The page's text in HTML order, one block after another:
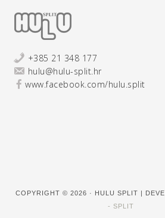
+385 21 348 177
hulu@hulu-split.hr
www.facebook.com/hulu.split
COPYRIGHT © 2026 · HULU SPLIT |
- SPLIT